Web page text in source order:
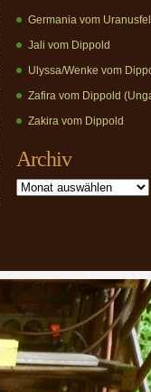
Germania vom
Jali vom Dippold
Ulyssa/Wenke vom
Zafira vom Dippold
Zakira vom Dippold
Archiv
Archiv